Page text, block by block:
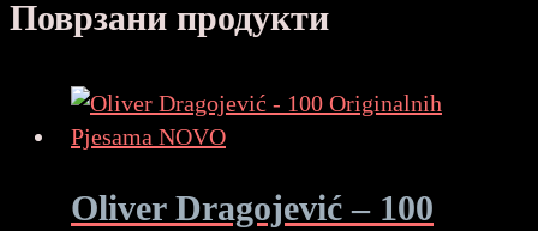
Поврзани продукти
Oliver Dragojević – 100